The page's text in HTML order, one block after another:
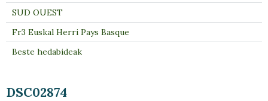
DSC02874
SUD OUEST
Fr3 Euskal Herri Pays Basque
Beste hedabideak